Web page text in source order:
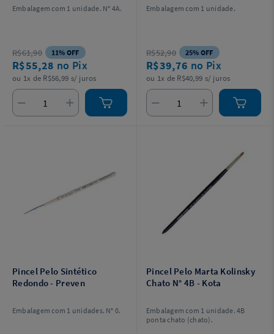
Embalagem com 1 unidade. N° 4A.
R$61,90 11% OFF
R$55,28 no Pix
ou 1x de R$56,99 s/ juros
Embalagem com 1 unidade.
R$52,90 25% OFF
R$39,76 no Pix
ou 1x de R$40,99 s/ juros
Pincel Pelo Sintético
Redondo - Preven
Embalagem com 1 unidades. N° 0.
Pincel Pelo Marta Kolinsky
Chato N° 4B - Kota
Embalagem com 1 unidade. 4B
ponta chato (chato).